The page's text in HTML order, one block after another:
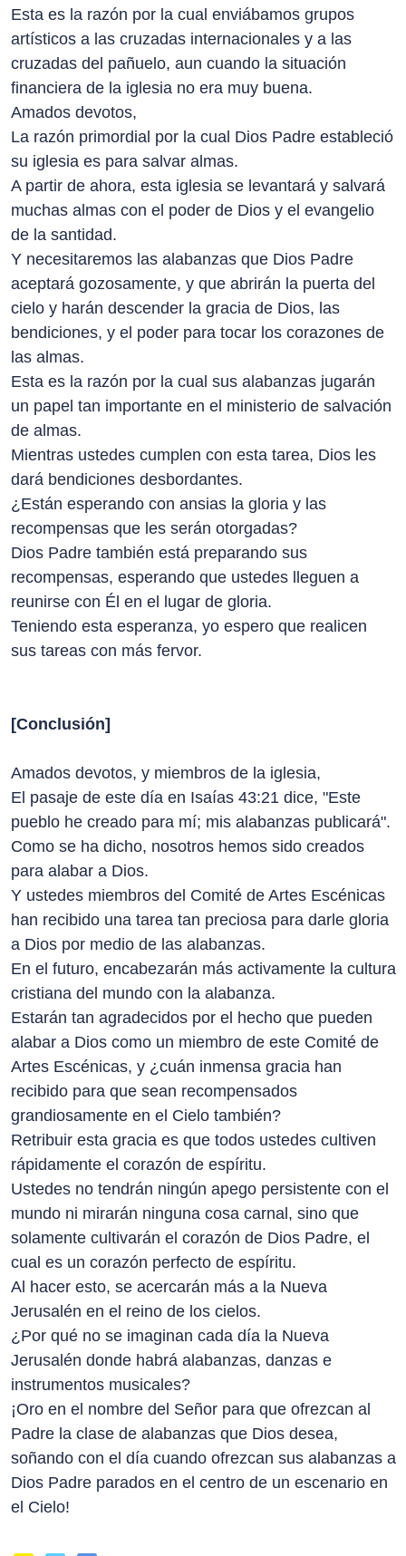
Esta es la razón por la cual enviábamos grupos
artísticos a las cruzadas internacionales y a las
cruzadas del pañuelo, aun cuando la situación
financiera de la iglesia no era muy buena.
Amados devotos,
La razón primordial por la cual Dios Padre estableció
su iglesia es para salvar almas.
A partir de ahora, esta iglesia se levantará y salvará
muchas almas con el poder de Dios y el evangelio
de la santidad.
Y necesitaremos las alabanzas que Dios Padre
aceptará gozosamente, y que abrirán la puerta del
cielo y harán descender la gracia de Dios, las
bendiciones, y el poder para tocar los corazones de
las almas.
Esta es la razón por la cual sus alabanzas jugarán
un papel tan importante en el ministerio de salvación
de almas.
Mientras ustedes cumplen con esta tarea, Dios les
dará bendiciones desbordantes.
¿Están esperando con ansias la gloria y las
recompensas que les serán otorgadas?
Dios Padre también está preparando sus
recompensas, esperando que ustedes lleguen a
reunirse con Él en el lugar de gloria.
Teniendo esta esperanza, yo espero que realicen
sus tareas con más fervor.
[Conclusión]
Amados devotos, y miembros de la iglesia,
El pasaje de este día en Isaías 43:21 dice, "Este
pueblo he creado para mí; mis alabanzas publicará".
Como se ha dicho, nosotros hemos sido creados
para alabar a Dios.
Y ustedes miembros del Comité de Artes Escénicas
han recibido una tarea tan preciosa para darle gloria
a Dios por medio de las alabanzas.
En el futuro, encabezarán más activamente la cultura
cristiana del mundo con la alabanza.
Estarán tan agradecidos por el hecho que pueden
alabar a Dios como un miembro de este Comité de
Artes Escénicas, y ¿cuán inmensa gracia han
recibido para que sean recompensados
grandiosamente en el Cielo también?
Retribuir esta gracia es que todos ustedes cultiven
rápidamente el corazón de espíritu.
Ustedes no tendrán ningún apego persistente con el
mundo ni mirarán ninguna cosa carnal, sino que
solamente cultivarán el corazón de Dios Padre, el
cual es un corazón perfecto de espíritu.
Al hacer esto, se acercarán más a la Nueva
Jerusalén en el reino de los cielos.
¿Por qué no se imaginan cada día la Nueva
Jerusalén donde habrá alabanzas, danzas e
instrumentos musicales?
¡Oro en el nombre del Señor para que ofrezcan al
Padre la clase de alabanzas que Dios desea,
soñando con el día cuando ofrezcan sus alabanzas a
Dios Padre parados en el centro de un escenario en
el Cielo!